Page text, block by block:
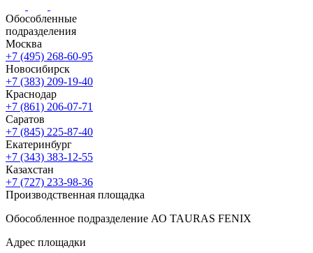
Обособленные
подразделения
Москва
+7 (495) 268-60-95
Новосибирск
+7 (383) 209-19-40
Краснодар
+7 (861) 206-07-71
Саратов
+7 (845) 225-87-40
Екатеринбург
+7 (343) 383-12-55
Казахстан
+7 (727) 233-98-36
Производственная площадка
Обособленное подразделение АО TAURAS FENIX
Адрес площадки